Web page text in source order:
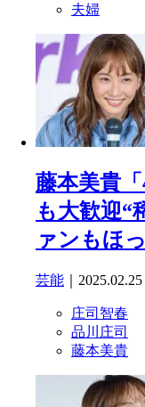
夫婦
藤本美貴
も大歓迎“
ァンもほ
芸能 ｜2025.02.25
庄司智春
品川庄司
藤本美貴